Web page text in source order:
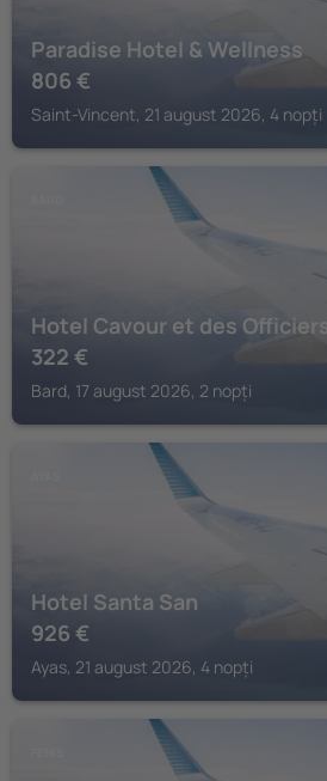
Paradise Hotel & Wellness
806 €
Saint-Vincent, 21 august 2026, 4 nopți
Hotel Cavour et des Officiers
322 €
Bard, 17 august 2026, 2 nopți
Hotel Santa San
926 €
Ayas, 21 august 2026, 4 nopți